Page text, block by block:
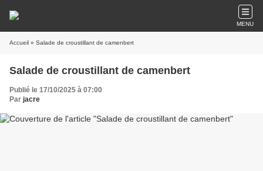
MENU
Accueil » Salade de croustillant de camenbert
Salade de croustillant de camenbert
Publié le 17/10/2025 à 07:00
Par jacre